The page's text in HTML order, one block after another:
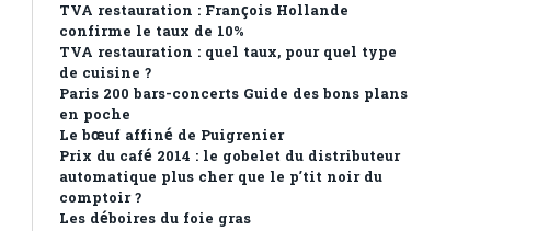
TVA restauration : François Hollande
confirme le taux de 10%
TVA restauration : quel taux, pour quel type
de cuisine ?
Paris 200 bars-concerts Guide des bons plans
en poche
Le bœuf affiné de Puigrenier
Prix du café 2014 : le gobelet du distributeur
automatique plus cher que le p’tit noir du
comptoir ?
Les déboires du foie gras